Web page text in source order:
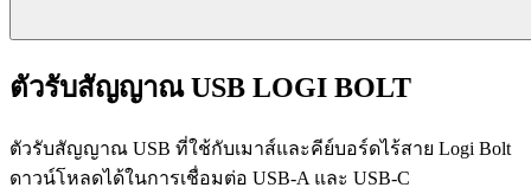
ตัวรับสัญญาณ USB LOGI BOLT
ตัวรับสัญญาณ USB ที่ใช้กับเมาส์และคีย์บอร์ดไร้สาย Logi Bolt
ดาวน์โหลดได้ในการเชื่อมต่อ USB-A และ USB-C